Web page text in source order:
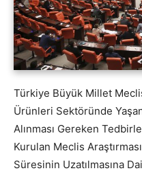
Türkiye Büyük Millet
Ürünleri Sektöründe
Alınması Gereken
Kurulan Meclis
Süresinin Uzatılmasına